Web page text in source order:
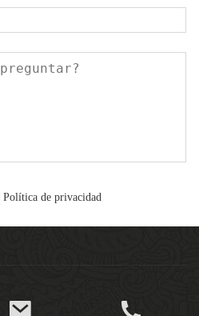
Política de privacidad